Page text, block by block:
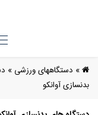
» دستگاههای ورزشی »
بدنسازی آوانکو